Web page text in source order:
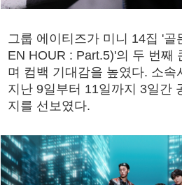
그룹 에이티즈가 미니 14집 '골
EN HOUR : Part.5)'의 두 번째
며 컴백 기대감을 높였다. 소속
지난 9일부터 11일까지 3일간
지를 선보였다.